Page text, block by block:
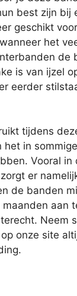
best zijn bij
geschikt
het
de
is van ijzel
eerder
tijdens
in
Vooral in
er
de banden
aan
Neem
onze site